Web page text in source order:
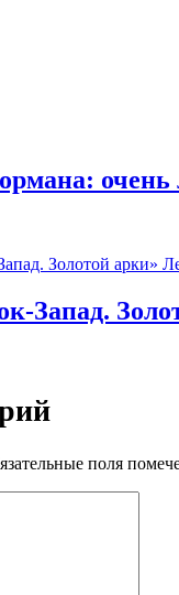
очень
Запад.
поля